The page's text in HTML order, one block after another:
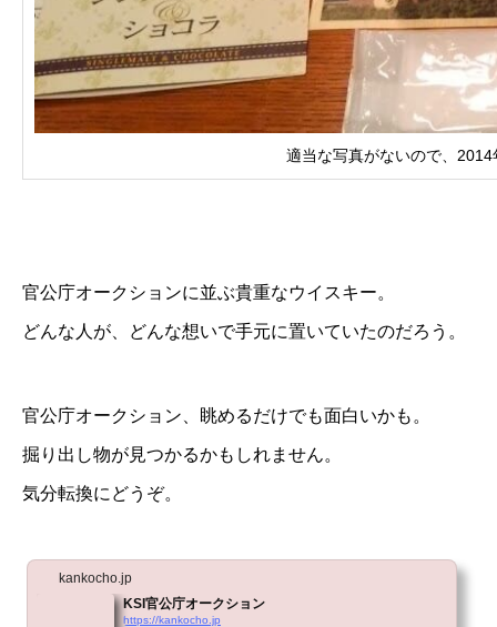
適当な写真がないので、
官公庁オークションに並ぶ貴重なウイスキー。
どんな人が、どんな想いで手元に置いていたのだろう。
官公庁オークション、眺めるだけでも面白いかも。
掘り出し物が見つかるかもしれません。
気分転換にどうぞ。
kankocho.jp
KSI官公庁オークション
https://kankocho.jp